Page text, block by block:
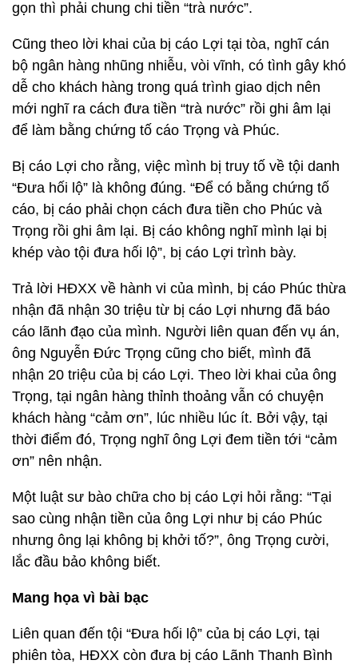
gọn thì phải chung chi tiền “trà nước”.
Cũng theo lời khai của bị cáo Lợi tại tòa, nghĩ cán
bộ ngân hàng nhũng nhiễu, vòi vĩnh, có tình gây khó
dễ cho khách hàng trong quá trình giao dịch nên
mới nghĩ ra cách đưa tiền “trà nước” rồi ghi âm lại
để làm bằng chứng tố cáo Trọng và Phúc.
Bị cáo Lợi cho rằng, việc mình bị truy tố về tội danh
“Đưa hối lộ” là không đúng. “Để có bằng chứng tố
cáo, bị cáo phải chọn cách đưa tiền cho Phúc và
Trọng rồi ghi âm lại. Bị cáo không nghĩ mình lại bị
khép vào tội đưa hối lộ”, bị cáo Lợi trình bày.
Trả lời HĐXX về hành vi của mình, bị cáo Phúc thừa
nhận đã nhận 30 triệu từ bị cáo Lợi nhưng đã báo
cáo lãnh đạo của mình. Người liên quan đến vụ án,
ông Nguyễn Đức Trọng cũng cho biết, mình đã
nhận 20 triệu của bị cáo Lợi. Theo lời khai của ông
Trọng, tại ngân hàng thỉnh thoảng vẫn có chuyện
khách hàng “cảm ơn”, lúc nhiều lúc ít. Bởi vậy, tại
thời điểm đó, Trọng nghĩ ông Lợi đem tiền tới “cảm
ơn” nên nhận.
Một luật sư bào chữa cho bị cáo Lợi hỏi rằng: “Tại
sao cùng nhận tiền của ông Lợi như bị cáo Phúc
nhưng ông lại không bị khởi tố?”, ông Trọng cười,
lắc đầu bảo không biết.
Mang họa vì bài bạc
Liên quan đến tội “Đưa hối lộ” của bị cáo Lợi, tại
phiên tòa, HĐXX còn đưa bị cáo Lãnh Thanh Bình